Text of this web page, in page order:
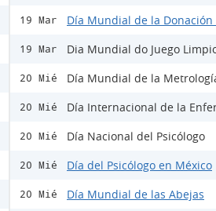
19 Mar Día Mundial de la
19 Mar Dia Mundial do Juego
20 Mié Día Mundial de la
20 Mié Día Internacional de la
20 Mié Día Nacional del Psicólogo
20 Mié Día del Psicólogo en México
20 Mié Día Mundial de las Abejas